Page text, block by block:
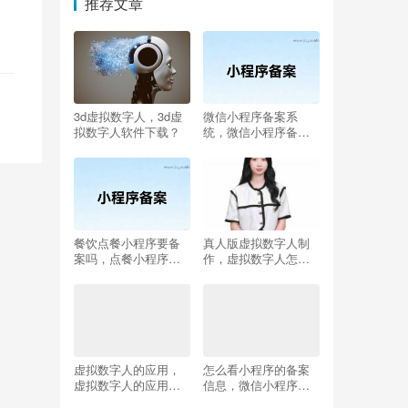
3d虚拟数字人，3d虚
拟数字人软件下载？
微信小程序备案系
统，微信小程序备案
餐饮点餐小程序要备
案吗，点餐小程序的
真人版虚拟数字人制
作，虚拟数字人怎么
虚拟数字人的应用，
虚拟数字人的应用领
怎么看小程序的备案
信息，微信小程序备